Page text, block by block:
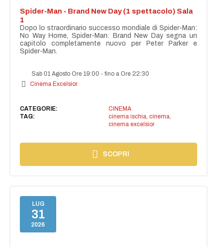
Spider-Man - Brand New Day (1 spettacolo) Sala
1
Dopo lo straordinario successo mondiale di Spider-Man:
No Way Home, Spider-Man: Brand New Day segna un
capitolo completamente nuovo per Peter Parker e
Spider-Man.
Sab 01 Agosto Ore 19:00 -fino a Ore 22:30
Cinema Excelsior
CATEGORIE:
CINEMA
TAG:
cinema ischia, cinema,
cinema excelsior
SCOPRI
LUG
31
2026